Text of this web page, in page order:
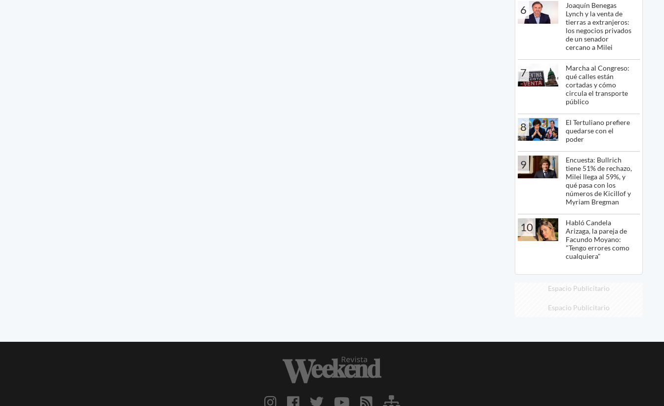
6
Joaquín Benegas
Lynch y la venta de
tierras a extranjeros:
los negocios privados
de un senador
cercano a Milei
7
Marcha al Congreso:
qué calles están
cortadas y cómo
circula el transporte
público
8
El Tertuliano prefiere
quedarse con el
poder
9
Encuesta: Bullrich
tiene 51% de rechazo,
Milei llega al 59%, y
qué pasa con los
números de Kicillof y
Myriam Bregman
10
Habló Candela
Arizaga, la pareja de
Facundo Moyano:
"Tengo errores como
cualquiera"
Espacio Publicitario
Espacio Publicitario